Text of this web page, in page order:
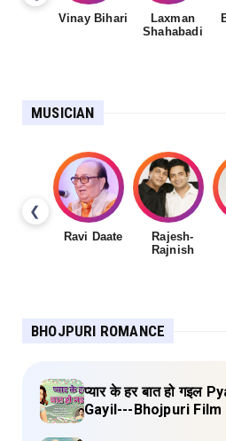
Vinay Bihari
Laxman
Shahabadi
MUSICIAN
❮
Ravi Daate
Rajesh-
Rajnish
BHOJPURI ROMANCE
प्यार के हर बात हो गइल
Gayil---Bhojpuri